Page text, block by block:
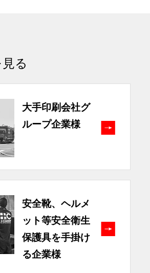
る
大手印刷会社グ
ループ企業様
安全靴、ヘルメ
ット等安全衛生
保護具を手掛け
る企業様